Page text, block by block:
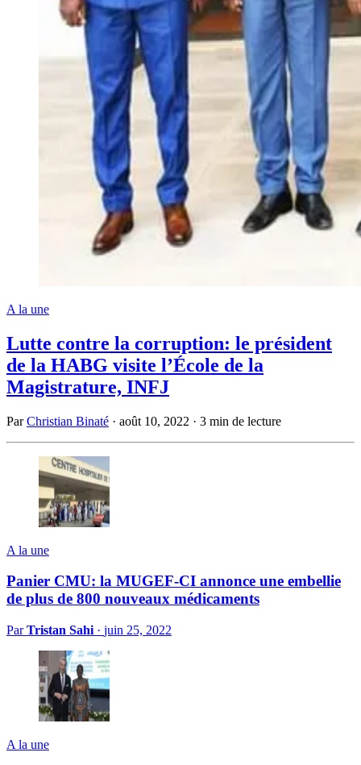
A la une
Lutte contre la corruption: le président
de la HABG visite l’École de la
Magistrature, INFJ
ParChristian Binaté · août 10, 2022 · 3 min de lecture
A la une
Panier CMU: la MUGEF-CI annonce une embellie
de plus de 800 nouveaux médicaments
ParTristan Sahi · juin 25, 2022
A la une